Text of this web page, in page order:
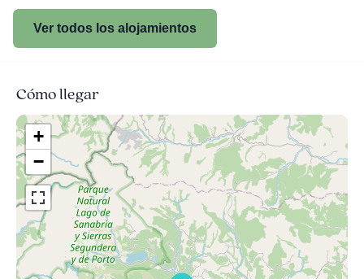
Ver todos los alojamientos
Cómo llegar
+
−